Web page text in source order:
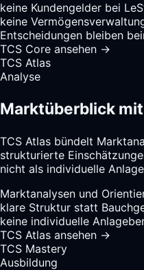
keine Kundengelder bei
keine
Entscheidungen bleiben
TCS Core ansehen →
TCS Atlas
Analyse
Marktüberblick
TCS Atlas bündelt
strukturierte
nicht als individuelle
Marktanalysen und
klare Struktur statt
keine individuelle
TCS Atlas ansehen →
TCS Mastery
Ausbildung